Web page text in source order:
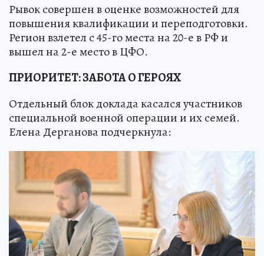
Рывок совершен в оценке возможностей для
повышения квалификации и переподготовки.
Регион взлетел с 45-го места на 20-е в РФ и
вышел на 2-е место в ЦФО.
ПРИОРИТЕТ: ЗАБОТА О ГЕРОЯХ
Отдельный блок доклада касался участников
специальной военной операции и их семей.
Елена Дерганова подчеркнула: